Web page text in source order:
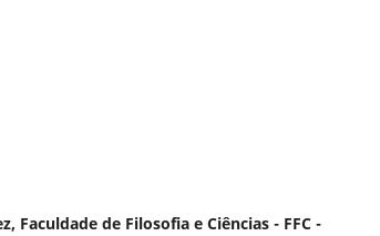
Faculdade de Filosofia e Ciências - FFC -